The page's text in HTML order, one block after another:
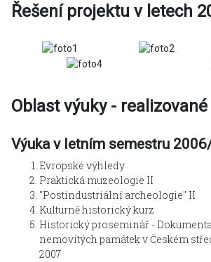
Řešení projektu v letech
Oblast výuky -
Výuka v letním semestru
Evropské výhledy
Praktická muzeologie II
"Postindustriální archeologie" II
Kulturně historický kurz
Historický proseminář -
nemovitých památek v Českém
2007